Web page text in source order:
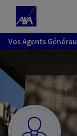
Vos Agents